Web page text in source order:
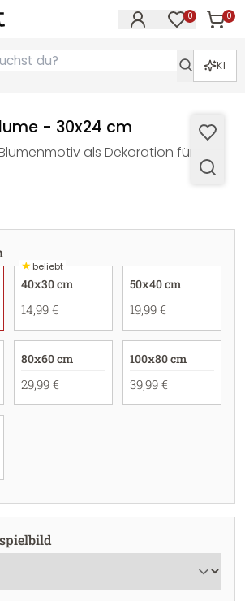
0 0
KI
- 30x24 cm
als Dekoration für die
★beliebt
40x30 cm
14,99 €
50x40 cm
19,99 €
80x60 cm
29,99 €
100x80 cm
39,99 €